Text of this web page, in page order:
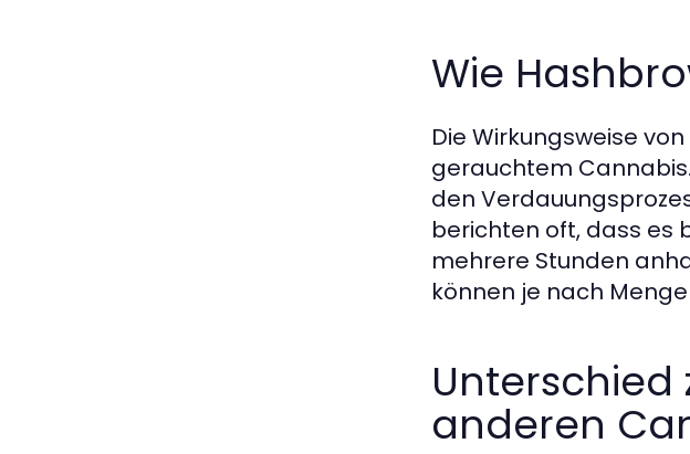
Wie
Die Wirkungsweise
gerauchtem
den
berichten oft, dass es
mehrere Stunden
können je nach
Unterschied
anderen